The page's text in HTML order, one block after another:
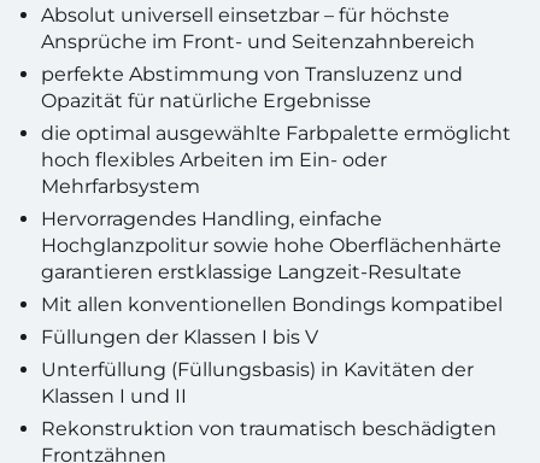
Absolut universell einsetzbar – für höchste
Ansprüche im Front- und Seitenzahnbereich
perfekte Abstimmung von Transluzenz und
Opazität für natürliche Ergebnisse
die optimal ausgewählte Farbpalette ermöglicht
hoch flexibles Arbeiten im Ein- oder
Mehrfarbsystem
Hervorragendes Handling, einfache
Hochglanzpolitur sowie hohe Oberflächenhärte
garantieren erstklassige Langzeit-Resultate
Mit allen konventionellen Bondings kompatibel
Füllungen der Klassen I bis V
Unterfüllung (Füllungsbasis) in Kavitäten der
Klassen I und II
Rekonstruktion von traumatisch beschädigten
Frontzähnen